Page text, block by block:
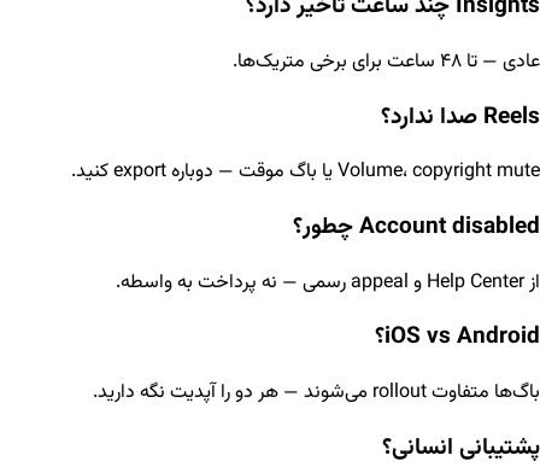
عادی — تا ۴۸ ساعت برای برخی متریک‌ها.
Reels صدا ندارد؟
Volume، copyright mute یا باگ موقت — دوباره export کنید.
Account disabled چطور؟
از Help Center و appeal رسمی — نه پرداخت به واسطه.
iOS vs Android؟
باگ‌ها متفاوت rollout می‌شوند — هر دو را آپدیت نگه دارید.
پشتیبانی انسانی؟